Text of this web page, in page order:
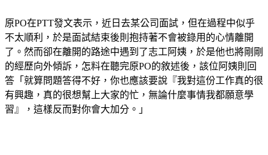
原PO在PTT發文表示，近日去某公司面試，但在過程中似乎
不太順利，於是面試結束後則抱持著不會被錄用的心情離開
了。然而卻在離開的路途中遇到了志工阿姨，於是他也將剛剛
的經歷向外傾訴，怎料在聽完原PO的敘述後，該位阿姨則回
答「就算問題答得不好，你也應該要說『我對這份工作真的很
有興趣，真的很想幫上大家的忙，無論什麼事情我都願意學
習』，這樣反而對你會大加分。」